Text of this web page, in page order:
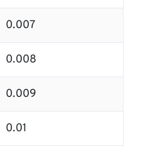
0.007
0.008
0.009
0.01